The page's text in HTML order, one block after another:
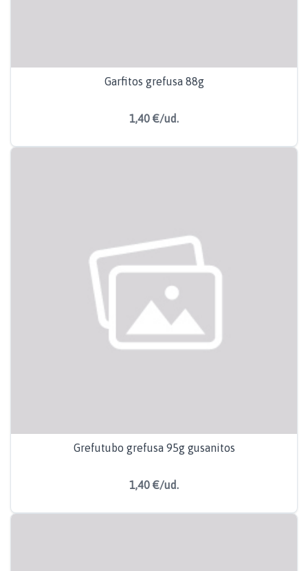
Garfitos grefusa 88g
1,40 €/ud.
Grefutubo grefusa 95g gusanitos
1,40 €/ud.